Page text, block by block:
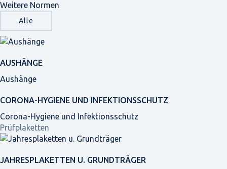
Weitere Normen
Alle
AUSHÄNGE
Aushänge
CORONA-HYGIENE UND INFEKTIONSSCHUTZ
Corona-Hygiene und Infektionsschutz
Prüfplaketten
JAHRES­PLAKETTEN U. GRUNDTRÄGER